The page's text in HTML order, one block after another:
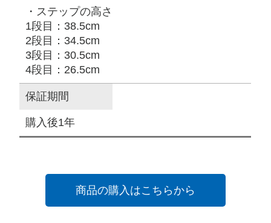
・ステップの高さ
1段目：38.5cm
2段目：34.5cm
3段目：30.5cm
4段目：26.5cm
保証期間
購入後1年
商品の購入はこちらから